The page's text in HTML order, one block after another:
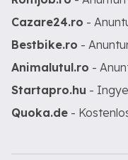
Cazare24.ro -
Bestbike.ro -
Animalutul.ro -
Startapro.hu -
Quoka.de -